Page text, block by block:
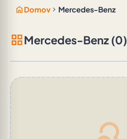
home Domov chevron_right Mercedes-Benz
grid_viewMercedes-Benz (0)